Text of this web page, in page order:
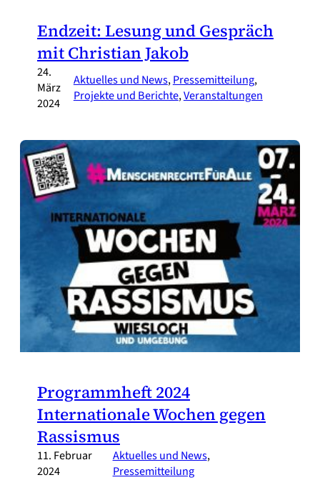
Endzeit: Lesung und Gespräch
mit Christian Jakob
24.
März
2024
Aktuelles und News, Pressemitteilung,
Projekte und Berichte, Veranstaltungen
Programmheft 2024
Internationale Wochen gegen
Rassismus
11. Februar
2024
Aktuelles und News,
Pressemitteilung